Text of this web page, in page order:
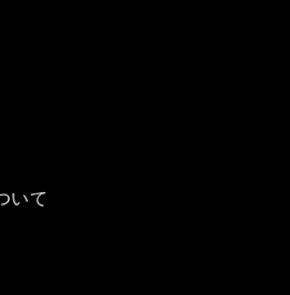
いて